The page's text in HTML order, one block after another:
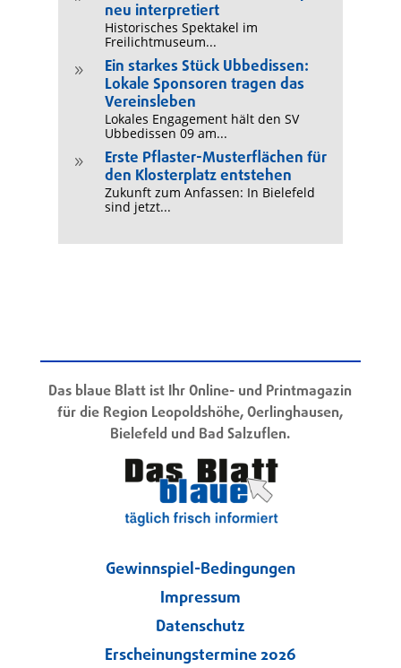
neu interpretiert
Historisches Spektakel im
Freilichtmuseum...
9
Ein starkes Stück Ubbedissen:
Lokale Sponsoren tragen das
Vereinsleben
Lokales Engagement hält den SV
Ubbedissen 09 am...
9
Erste Pflaster-Musterflächen für
den Klosterplatz entstehen
Zukunft zum Anfassen: In Bielefeld
sind jetzt...
Das blaue Blatt ist Ihr Online- und Printmagazin
für die Region Leopoldshöhe, Oerlinghausen,
Bielefeld und Bad Salzuflen.
Gewinnspiel-Bedingungen
Impressum
Datenschutz
Erscheinungstermine 2026